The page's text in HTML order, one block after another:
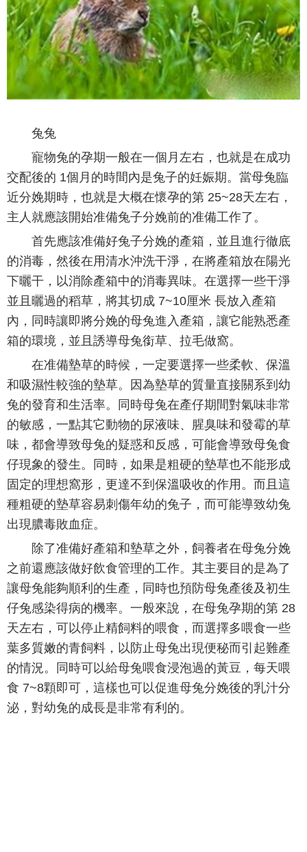
兔兔
寵物兔的孕期一般在一個月左右，也就是在成功
交配後的 1個月的時間內是兔子的妊娠期。當母兔臨
近分娩期時，也就是大概在懷孕的第 25~28天左右，
主人就應該開始准備兔子分娩前的准備工作了。
首先應該准備好兔子分娩的產箱，並且進行徹底
的消毒，然後在用清水沖洗干淨，在將產箱放在陽光
下曬干，以消除產箱中的消毒異味。在選擇一些干淨
並且曬過的稻草，將其切成 7~10厘米 長放入產箱
內，同時讓即將分娩的母兔進入產箱，讓它能熟悉產
箱的環境，並且誘導母兔銜草、拉毛做窩。
在准備墊草的時候，一定要選擇一些柔軟、保溫
和吸濕性較強的墊草。因為墊草的質量直接關系到幼
兔的發育和生活率。同時母兔在產仔期間對氣味非常
的敏感，一點其它動物的尿液味、腥臭味和發霉的草
味，都會導致母兔的疑惑和反感，可能會導致母兔食
仔現象的發生。同時，如果是粗硬的墊草也不能形成
固定的理想窩形，更達不到保溫吸收的作用。而且這
種粗硬的墊草容易刺傷年幼的兔子，而可能導致幼兔
出現膿毒敗血症。
除了准備好產箱和墊草之外，飼養者在母兔分娩
之前還應該做好飲食管理的工作。其主要目的是為了
讓母兔能夠順利的生產，同時也預防母兔產後及初生
仔兔感染得病的機率。一般來說，在母兔孕期的第 28
天左右，可以停止精飼料的喂食，而選擇多喂食一些
葉多質嫩的青飼料，以防止母兔出現便秘而引起難產
的情況。同時可以給母兔喂食浸泡過的黃豆，每天喂
食 7~8顆即可，這樣也可以促進母兔分娩後的乳汁分
泌，對幼兔的成長是非常有利的。